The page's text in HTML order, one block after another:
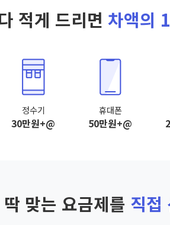
적게 드리면 차액의
정수기
30만원+@
휴대폰
50만원+@
맞는 요금제를 직접